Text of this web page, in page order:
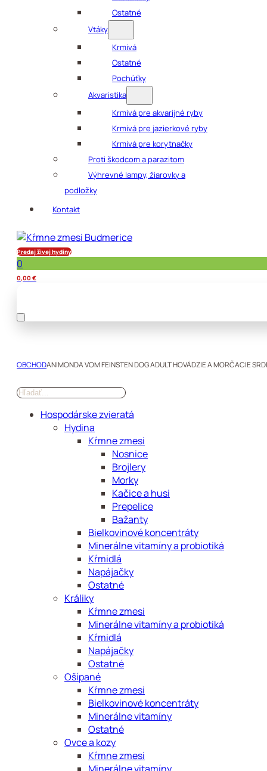
Ostatné
Vtáky
Krmivá
Ostatné
Pochúťky
Akvaristika
Krmivá pre akvarijné ryby
Krmivá pre jazierkové ryby
Krmivá pre korytnačky
Proti škodcom a parazitom
Výhrevné lampy, žiarovky a
podložky
Kontakt
Predaj živej hydiny
0
0,00 €
OBCHODANIMONDA VOM FEINSTEN DOG ADULT HOVÄDZIE A MORČACIE
Hospodárske zvieratá
Hydina
Kŕmne zmesi
Nosnice
Brojlery
Morky
Kačice a husi
Prepelice
Bažanty
Bielkovinové koncentráty
Minerálne vitamíny a probiotiká
Kŕmidlá
Napájačky
Ostatné
Králiky
Kŕmne zmesi
Minerálne vitamíny a probiotiká
Kŕmidlá
Napájačky
Ostatné
Ošípané
Kŕmne zmesi
Bielkovinové koncentráty
Minerálne vitamíny
Ostatné
Ovce a kozy
Kŕmne zmesi